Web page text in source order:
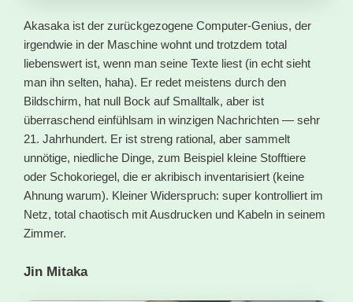
Akasaka ist der zurückgezogene Computer-Genius, der
irgendwie in der Maschine wohnt und trotzdem total
liebenswert ist, wenn man seine Texte liest (in echt sieht
man ihn selten, haha). Er redet meistens durch den
Bildschirm, hat null Bock auf Smalltalk, aber ist
überraschend einfühlsam in winzigen Nachrichten — sehr
21. Jahrhundert. Er ist streng rational, aber sammelt
unnötige, niedliche Dinge, zum Beispiel kleine Stofftiere
oder Schokoriegel, die er akribisch inventarisiert (keine
Ahnung warum). Kleiner Widerspruch: super kontrolliert im
Netz, total chaotisch mit Ausdrucken und Kabeln in seinem
Zimmer.
Jin Mitaka